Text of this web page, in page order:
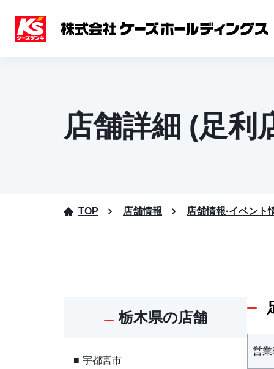
店舗詳細 (足利
TOP 店舗情報 店舗情報·イベント
栃木県の店舗
宇都宮市
営